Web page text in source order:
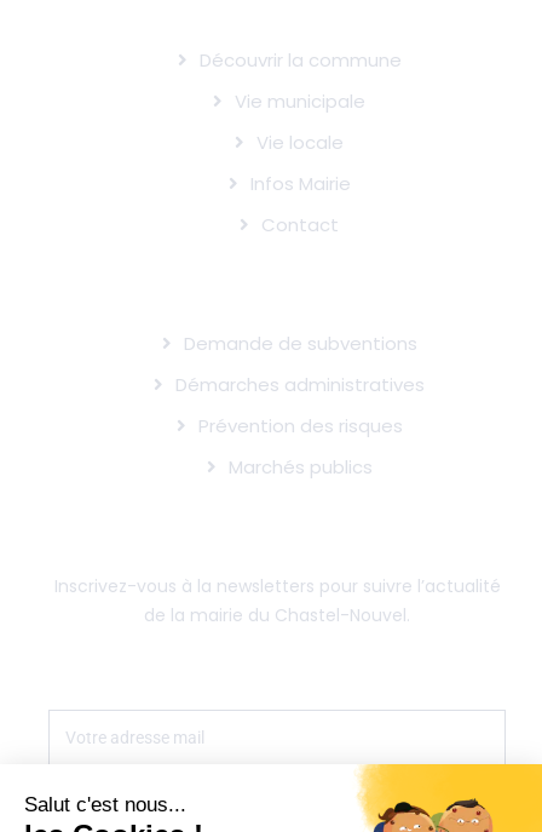
Salut c'est nous...
Découvrir la commune
Vie municipale
Vie locale
Infos Mairie
Contact
Demande de subventions
Démarches administratives
Prévention des risques
Marchés publics
Inscrivez-vous à la newsletters pour suivre l’actualité
de la mairie du Chastel-Nouvel.